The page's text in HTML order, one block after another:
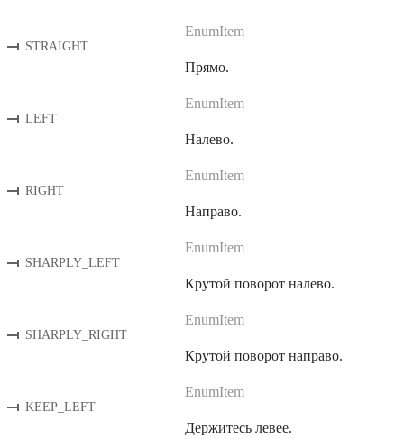
STRAIGHT
EnumItem
Прямо.
LEFT
EnumItem
Налево.
RIGHT
EnumItem
Направо.
SHARPLY_LEFT
EnumItem
Крутой поворот налево.
SHARPLY_RIGHT
EnumItem
Крутой поворот направо.
KEEP_LEFT
EnumItem
Держитесь левее.